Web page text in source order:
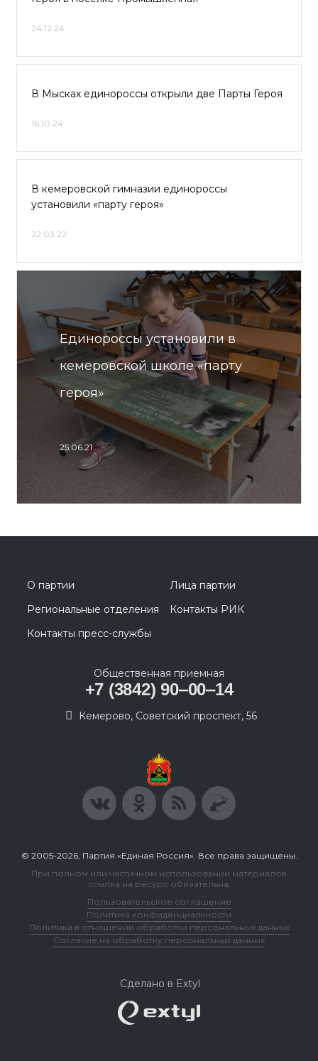
24.12.24
В Мысках единороссы открыли две Парты Героя
16.10.24
В кемеровской гимназии единороссы
установили «парту героя»
22.03.22
Единороссы установили в
кемеровской школе «парту
героя»
25.06.21
О партии
Лица партии
Региональные отделения
Контакты РИК
Контакты пресс-службы
Общественная приемная
+7 (3842) 90‒00‒14
​Кемерово, Советский проспект, 56
© 2005-2026, Партия «Единая Россия». Все права защищены.
При полном или частичном использовании материалов
ссылка на ресурс обязательна.
Пользовательское соглашение
Политика конфиденциальности
Политика в отношении обработки персональных данных
Согласие на обработку персональных данных
Сделано в Extyl